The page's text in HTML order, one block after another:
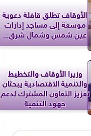
الأوقاف تطلق قافلة دعوية
موسعة إلى مساجد إدارات
عين شمس وشمال شرق...
وزيرا الأوقاف والتخطيط
والتنمية الاقتصادية يبحثان
تعزيز التعاون المشترك لدعم
جهود التنمية